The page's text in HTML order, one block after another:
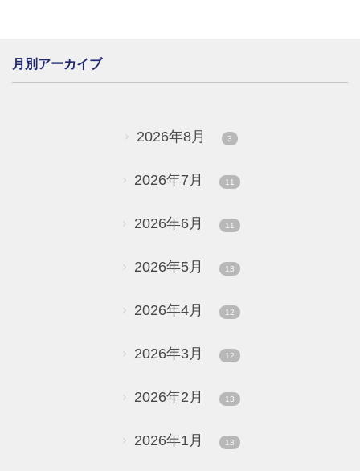
月別アーカイブ
2026年8月 3
2026年7月 11
2026年6月 11
2026年5月 13
2026年4月 12
2026年3月 12
2026年2月 13
2026年1月 13